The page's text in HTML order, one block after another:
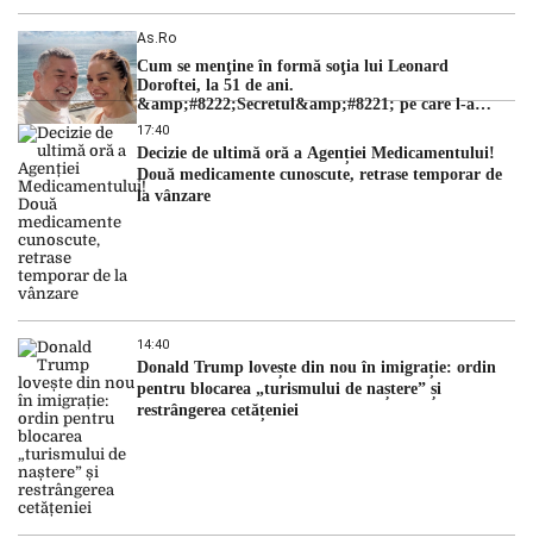
As.ro
Cum se menţine în formă soţia lui Leonard
Doroftei, la 51 de ani.
&amp;#8222;Secretul&amp;#8221; pe care l-a
dezvăluit
17:40
Decizie de ultimă oră a Agenției Medicamentului!
Două medicamente cunoscute, retrase temporar de
la vânzare
14:40
Donald Trump lovește din nou în imigrație: ordin
pentru blocarea „turismului de naștere” și
restrângerea cetățeniei